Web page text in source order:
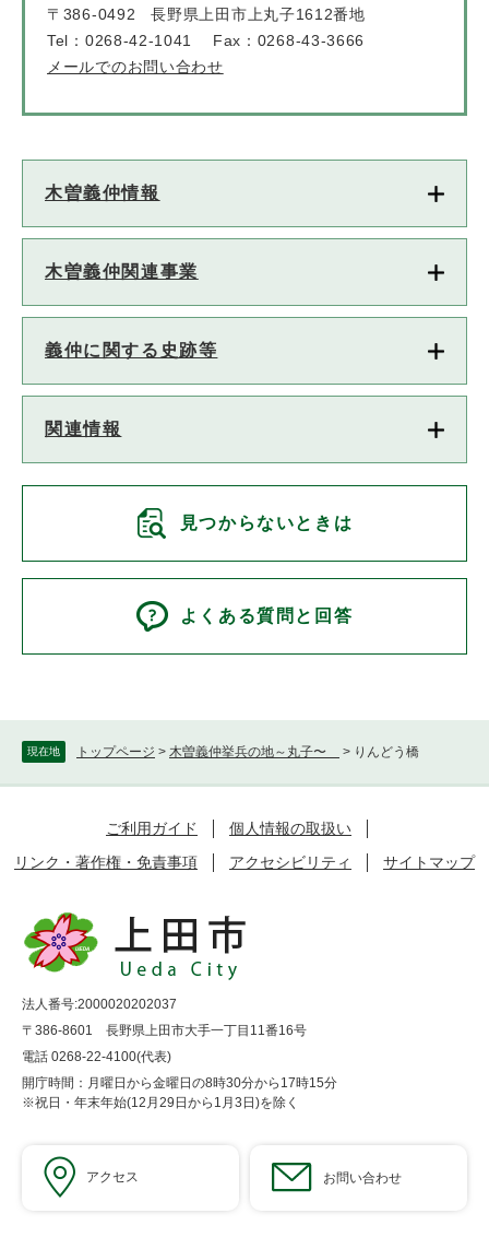
現在地 トップページ > 木曽義仲挙兵の地～丸子〜 > りんどう橋
〒386-0492
長野県上田市上丸子1612番地
Tel：0268-42-1041
Fax：0268-43-3666
メールでのお問い合わせ
木曽義仲情報
木曽義仲関連事業
義仲に関する史跡等
関連情報
見つからないときは
よくある質問と回答
ご利用ガイド
個人情報の取扱い
リンク・著作権・免責事項
アクセシビリティ サイトマップ
法人番号:2000020202037
〒386-8601 長野県上田市大手一丁目11番16号
電話 0268-22-4100(代表)
開庁時間：月曜日から金曜日の8時30分から17時15分
※祝日・年末年始(12月29日から1月3日)を除く
アクセス お問い合わせ